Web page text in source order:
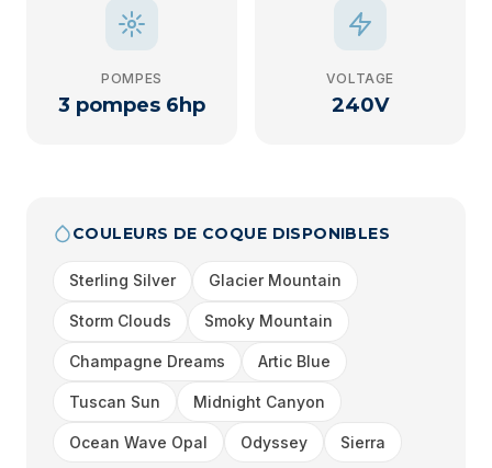
POMPES
3 pompes 6hp
VOLTAGE
240V
COULEURS DE COQUE DISPONIBLES
Sterling Silver Glacier Mountain
Storm Clouds Smoky Mountain
Champagne Dreams Artic Blue
Tuscan Sun Midnight Canyon
Ocean Wave Opal Odyssey Sierra